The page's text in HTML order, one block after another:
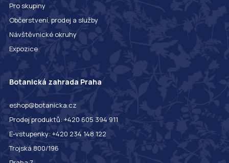
Pro skupiny
Občerstvení, prodej a služby
Návštěvnické okruhy
Expozice
Botanická zahrada Praha
eshop@botanicka.cz
Prodej produktů: +420 605 394 911
E-vstupenky: +420 234 148 122
Trojská 800/196